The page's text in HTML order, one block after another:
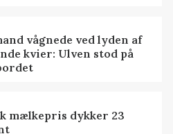
vågnede ved lyden af
kvier: Ulven stod på
mælkepris dykker 23